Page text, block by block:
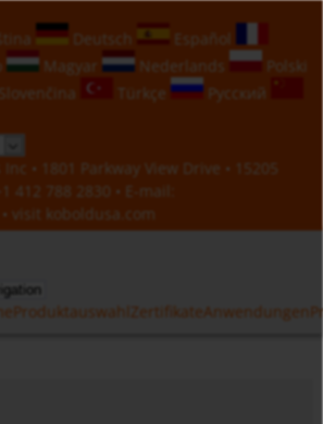
Deutsch
Español
Magyar Nederlands
Polski
Türkçe
Русский
• 1801 Parkway View Drive • 15205
412 788 2830 • E-mail:
• visit koboldusa.com
Produktauswahl ZertifikateAnwendungen